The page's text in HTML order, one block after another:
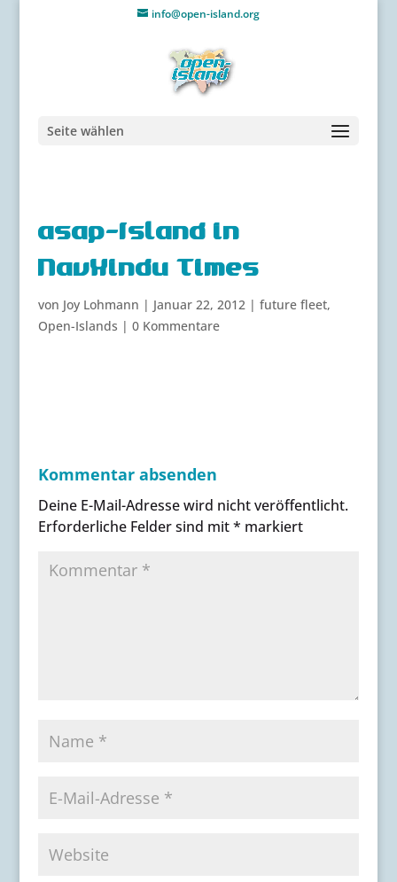
info@open-island.org
Seite wählen
asap-Island in
NavHindu Times
von Joy Lohmann | Januar 22, 2012| future fleet,
Open-Islands | 0 Kommentare
Kommentar absenden
Deine E-Mail-Adresse wird nicht veröffentlicht.
Erforderliche Felder sind mit* markiert